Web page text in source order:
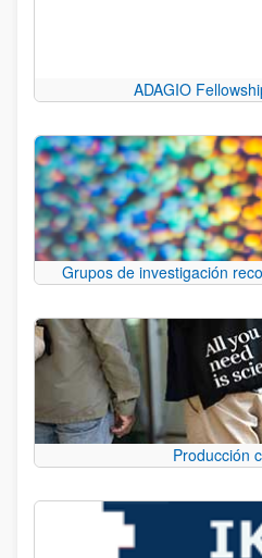
ADAGIO
Grupos de investigación
Producción